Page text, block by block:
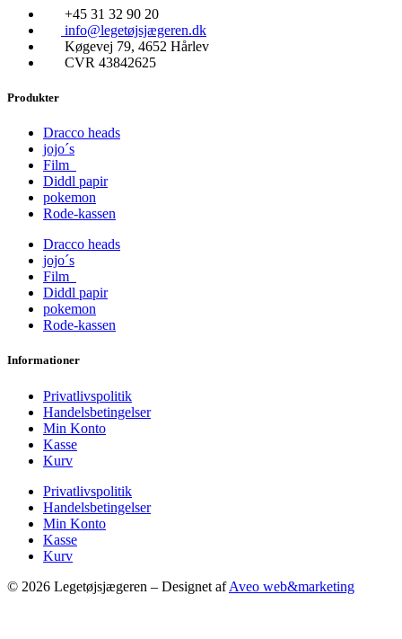
+45 31 32 90 20
info@legetøjsjægeren.dk
Køgevej 79, 4652 Hårlev
CVR 43842625
Produkter
Dracco heads
jojo´s
Film
Diddl papir
pokemon
Rode-kassen
Dracco heads
jojo´s
Film
Diddl papir
pokemon
Rode-kassen
Informationer
Privatlivspolitik
Handelsbetingelser
Min Konto
Kasse
Kurv
Privatlivspolitik
Handelsbetingelser
Min Konto
Kasse
Kurv
© 2026 Legetøjsjægeren – Designet afAveo web&marketing